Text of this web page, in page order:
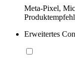
Meta-Pixel,
Erweitertes